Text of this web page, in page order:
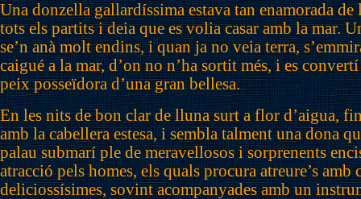
Una donzella gallardíssima estava tan enamorada de
tots els partits i deia que es volia casar amb la mar.
se’n anà molt endins, i quan ja no veia terra,
caigué a la mar, d’on no n’ha sortit més, i es
peix posseïdora d’una gran bellesa.
En les nits de bon clar de lluna surt a flor d’aigua,
amb la cabellera estesa, i sembla talment una dona
palau submarí ple de meravellosos i sorprenents
atracció pels homes, els quals procura atreure’s amb
deliciossísimes, sovint acompanyades amb un